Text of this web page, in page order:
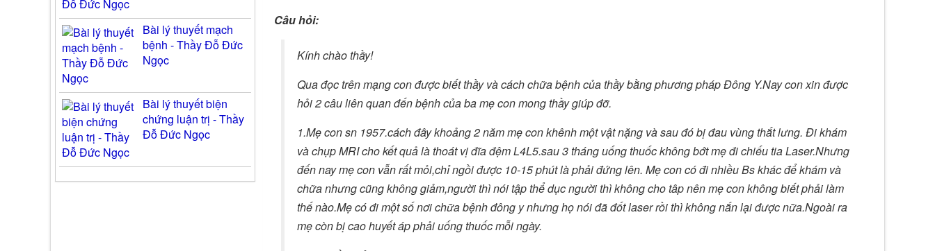
Câu hỏi:
Kính chào thầy!
Qua đọc trên mạng con được biết thầy và cách chữa bệnh của thầy bằng phương pháp Đông Y.Nay con xin được
hỏi 2 câu liên quan đến bệnh của ba mẹ con mong thầy giúp đỡ.
1.Mẹ con sn 1957.cách đây khoảng 2 năm mẹ con khênh một vật nặng và sau đó bị đau vùng thắt lưng. Đi khám
và chụp MRI cho kết quả là thoát vị đĩa đệm L4L5.sau 3 tháng uống thuốc không bớt mẹ đi chiếu tia Laser.Nhưng
đến nay mẹ con vẫn rất mỏi,chỉ ngồi được 10-15 phút là phải đứng lên. Mẹ con có đi nhiều Bs khác để khám và
chữa nhưng cũng không giảm,người thì nói tập thể dục người thì không cho tâp nên mẹ con không biết phải làm
thế nào.Mẹ có đi một số nơi chữa bệnh đông y nhưng họ nói đã đốt laser rồi thì không nắn lại được nữa.Ngoài ra
mẹ còn bị cao huyết áp phải uống thuốc mỗi ngày.
Bài lý thuyết mạch
bệnh - Thầy Đỗ Đức
Ngọc
Bài lý thuyết biện
chứng luận trị - Thầy
Đỗ Đức Ngọc